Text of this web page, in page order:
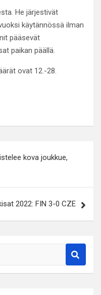
He järjestivät
käytännössä ilman
pääsevät
paikan päällä.
ovat 12.-28.
kova joukkue,
2022: FIN 3-0 CZE